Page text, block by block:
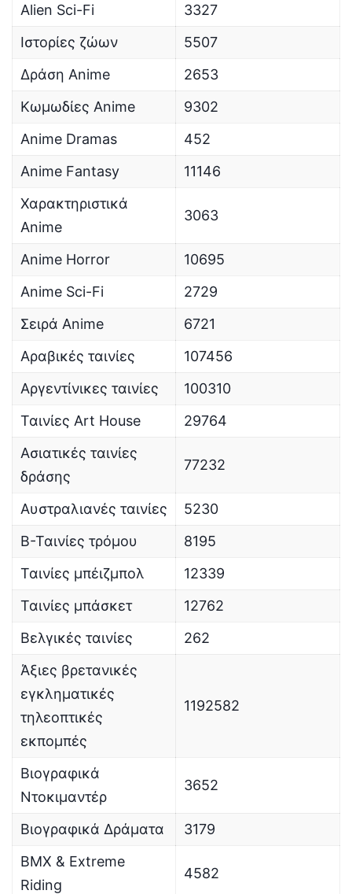
Alien Sci-Fi
3327
Ιστορίες ζώων
5507
Δράση Anime
2653
Κωμωδίες Anime
9302
Anime Dramas
452
Anime Fantasy
11146
Χαρακτηριστικά
Anime
3063
Anime Horror
10695
Anime Sci-Fi
2729
Σειρά Anime
6721
Αραβικές ταινίες
107456
Αργεντίνικες ταινίες
100310
Ταινίες Art House
29764
Ασιατικές ταινίες
δράσης
77232
Αυστραλιανές ταινίες
5230
Β-Ταινίες τρόμου
8195
Ταινίες μπέιζμπολ
12339
Ταινίες μπάσκετ
12762
Βελγικές ταινίες
262
Άξιες βρετανικές
εγκληματικές
τηλεοπτικές
εκπομπές
1192582
Βιογραφικά
Ντοκιμαντέρ
3652
Βιογραφικά Δράματα
3179
BMX & Extreme
Riding
4582